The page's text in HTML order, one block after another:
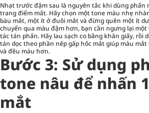
Nhạt trước đậm sau là nguyên tắc khi dùng phấn
trang điểm mắt. Hãy chọn một tone màu nhẹ
bàu mắt, một ít ở đuôi mắt và đừng quên một ít
chuyển qua màu đậm hơn, bạn cần ngưng lại
tác tán phấn. Hãy lau sạch co bằng khăn giấy, rồi
tán dọc theo phần nếp gấp hốc mắt giúp màu
và đều màu hơn.
Bước 3: Sử dụng
tone nâu để nhấn
mắt